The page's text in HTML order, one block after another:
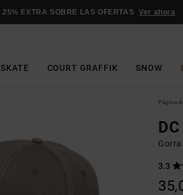
25% EXTRA SOBRE LAS OFERTAS Ver ahora
SKATE COURT GRAFFIK SNOW
Página
3.3